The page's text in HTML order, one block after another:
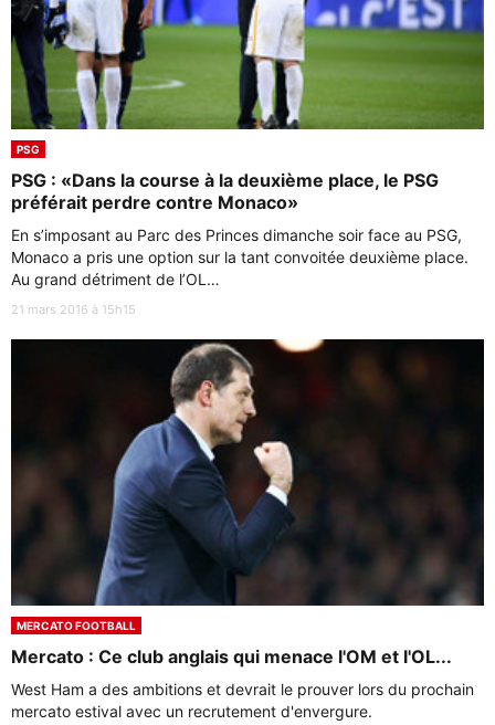
PSG
PSG : «Dans la course à la deuxième place, le PSG
préférait perdre contre Monaco»
En s’imposant au Parc des Princes dimanche soir face au PSG,
Monaco a pris une option sur la tant convoitée deuxième place.
Au grand détriment de l’OL…
21 mars 2016 à 15h15
MERCATO FOOTBALL
Mercato : Ce club anglais qui menace l'OM et l'OL...
West Ham a des ambitions et devrait le prouver lors du prochain
mercato estival avec un recrutement d'envergure.